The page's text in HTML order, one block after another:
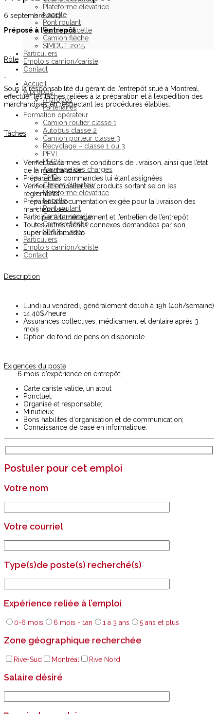
Plateforme élévatrice
Nacelle
Pont roulant
Camion nacelle
Camion flèche
SIMDUT 2015
Particuliers
Emplois camion/cariste
Contact
Accueil
À propos
À propos
Partenaires
Formation opérateur
Camion routier classe 1
Autobus classe 2
Camion porteur classe 3
Recyclage – classe 1 ou 3
PEVL
PECVL
Arrimage des charges
TMD
Chariot élévateur
Plateforme élévatrice
Nacelle
Pont roulant
Camion nacelle
Camion flèche
SIMDUT 2015
Particuliers
Emplois camion/cariste
Contact
6 septembre 2017
Préposé à l’entrepôt
Rôle
Sous la responsabilité du gérant de l’entrepôt situé à Montréal,
effectuer les tâches reliées à la préparation et à l’expédition des
marchandises en respectant les procédures établies.
Tâches
Vérifier les termes et conditions de livraison, ainsi que l’état
de la marchandise
Préparer les commandes lui étant assignées
Vérifier et emballer les produits sortant selon les
règlements
Préparer la documentation exigée pour la livraison des
marchandises
Participer à l’aménagement et l’entretien de l’entrepôt
Toutes autres tâches connexes demandées par son
supérieur immédiat
Description
Lundi au vendredi, généralement de10h à 19h (40h/semaine)
14,40$/heure
Assurances collectives, médicament et dentaire après 3
mois
Option de fond de pension disponible
Exigences du poste
– 6 mois d’expérience en entrepôt;
Carte cariste valide, un atout
Ponctuel;
Organisé et responsable;
Minutieux;
Bons habilités d’organisation et de communication;
Connaissance de base en informatique.
Postuler pour cet emploi
Votre nom
Votre courriel
Type(s)de poste(s) recherché(s)
Expérience reliée à l’emploi
0-6 mois 6 mois - 1an 1 à 3 ans 5 ans et plus
Zone géographique recherchée
Rive-Sud Montréal Rive Nord
Salaire désiré